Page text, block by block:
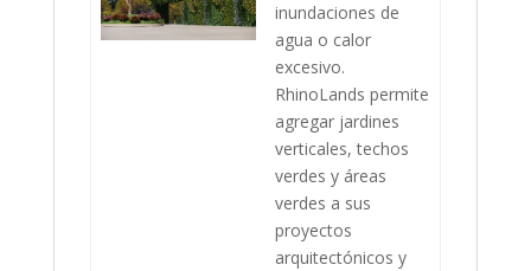
inundaciones de
agua o calor
excesivo.
RhinoLands permite
agregar jardines
verticales, techos
verdes y áreas
verdes a sus
proyectos
arquitectónicos y